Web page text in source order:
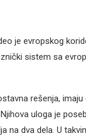
je evropskog
sistem sa
rešenja,
uloga je
na dva dela. U